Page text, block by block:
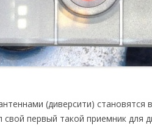
(диверсити)
свой первый такой приемник для